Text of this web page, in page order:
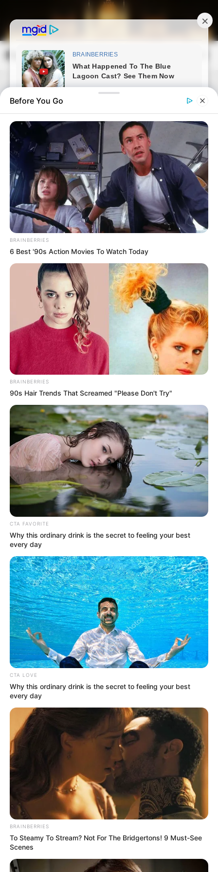
content
Magyarország Kincsei
Posted
in
Friss hírek
Kiderült, Gáspár Evelin hány
milliót kapott Szijjártóéktól a
posztolásokért, és mire ment el a
szállodában 21 millió forint.👇
𝐂𝐢𝐤𝐤 𝐚 𝐡𝐨𝐳𝐳𝐚́𝐬𝐳𝐨́𝐥𝐚́𝐬𝐨𝐤𝐧𝐚́𝐥!
by Szerző • May 20, 2026
Kiderült, mennyit kapott Gáspár Evelin a külügyi
Before You Go
BRAINBERRIES
6 Best '90s Action Movies To Watch Today
BRAINBERRIES
90s Hair Trends That Screamed "Please Don't Try"
CTA FAVORITE
Why this ordinary drink is the secret to feeling your best
every day
CTA LOVE
Why this ordinary drink is the secret to feeling your best
every day
BRAINBERRIES
To Steamy To Stream? Not For The Bridgertons! 9 Must-See
Scenes